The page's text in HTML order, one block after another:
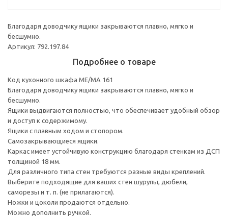
Благодаря доводчику ящики закрываются плавно, мягко и
бесшумно.
Артикул: 792.197.84
Подробнее о товаре
Код кухонного шкафа ME/MA 161
Благодаря доводчику ящики закрываются плавно, мягко и
бесшумно.
Ящики выдвигаются полностью, что обеспечивает удобный обзор
и доступ к содержимому.
Ящики с плавным ходом и стопором.
Самозакрывающиеся ящики.
Каркас имеет устойчивую конструкцию благодаря стенкам из ДСП
толщиной 18 мм.
Для различного типа стен требуются разные виды креплений.
Выберите подходящие для ваших стен шурупы, дюбели,
саморезы и т. п. (не прилагаются).
Ножки и цоколи продаются отдельно.
Можно дополнить ручкой.